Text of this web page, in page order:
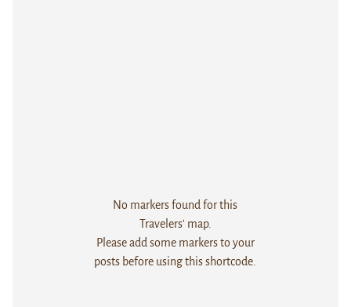
No markers found for this
Travelers' map.
Please add some markers to your
posts before using this shortcode.